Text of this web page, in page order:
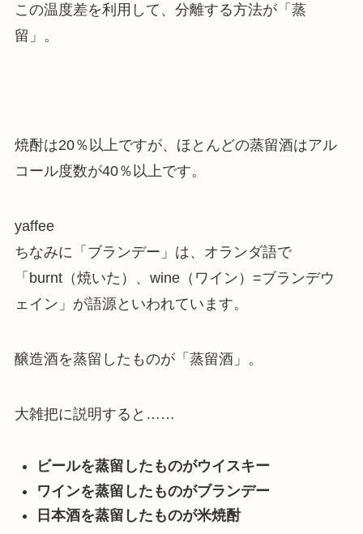
この温度差を利用して、分離する方法が「蒸
留」。
焼酎は20％以上ですが、ほとんどの蒸留酒はアル
コール度数が40％以上です。
yaffee
ちなみに「ブランデー」は、オランダ語で
「burnt（焼いた）、wine（ワイン）=ブランデウ
ェイン」が語源といわれています。
醸造酒を蒸留したものが「蒸留酒」。
大雑把に説明すると……
ビールを蒸留したものがウイスキー
ワインを蒸留したものがブランデー
日本酒を蒸留したものが米焼酎